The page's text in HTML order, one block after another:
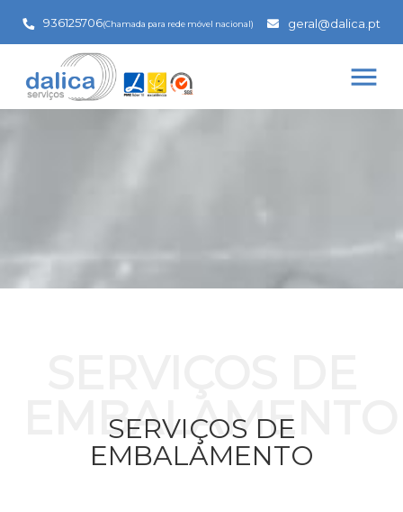
936125706(Chamada para rede móvel nacional) geral@dalica.pt
menu
EMBALAMENTO
SERVIÇOS DE
EMBALAMENTO